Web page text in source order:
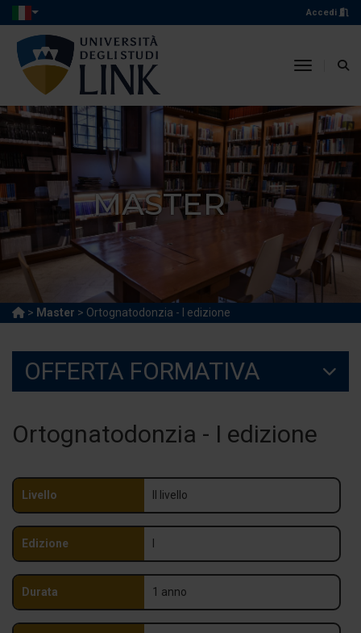
Accedi
toggle
MASTER
> Master > Ortognatodonzia - I edizione
OFFERTA FORMATIVA
Ortognatodonzia - I edizione
Livello II livello
Edizione
Durata 1 anno